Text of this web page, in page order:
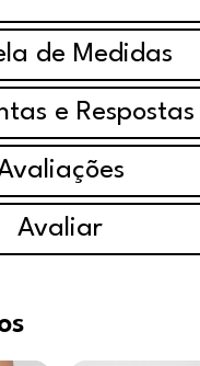
de Medidas
e Respostas
Avaliar